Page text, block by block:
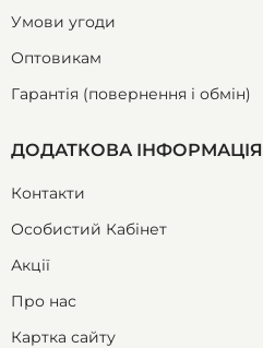
Умови угоди
Оптовикам
Гарантія (повернення і обмін)
ДОДАТКОВА ІНФОРМАЦІЯ
Контакти
Особистий Кабінет
Акції
Про нас
Картка сайту